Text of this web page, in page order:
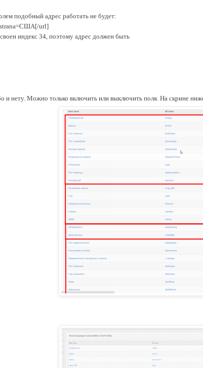
подобный адрес работать не будет:
strana=США[/url]
индекс 34, поэтому адрес должен быть
и нету. Можно только включить или выключить поля. На скрине